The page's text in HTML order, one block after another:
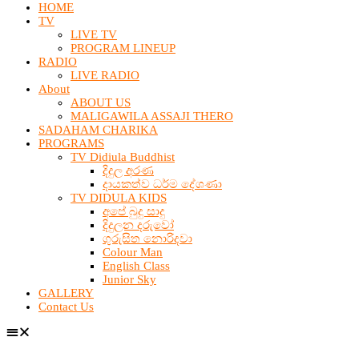
HOME
TV
LIVE TV
PROGRAM LINEUP
RADIO
LIVE RADIO
About
ABOUT US
MALIGAWILA ASSAJI THERO
SADAHAM CHARIKA
PROGRAMS
TV Didiula Buddhist
දිදුල අරණ
දායකත්ව ධර්ම දේශණා
TV DIDULA KIDS
අපේ බුදු සාදු
දිදුලන දරුවෝ
ගුරුසිත නොරිදවා
Colour Man
English Class
Junior Sky
GALLERY
Contact Us